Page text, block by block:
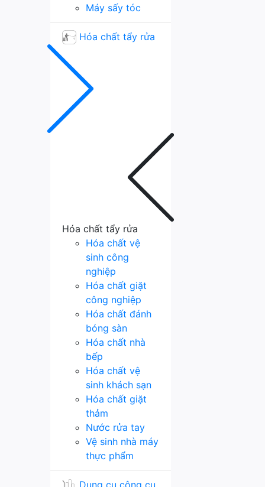
Máy sấy tóc
Hóa chất tẩy rửa
Hóa chất tẩy rửa
Hóa chất vệ
sinh công
nghiệp
Hóa chất giặt
công nghiệp
Hóa chất đánh
bóng sàn
Hóa chất nhà
bếp
Hóa chất vệ
sinh khách sạn
Hóa chất giặt
thảm
Nước rửa tay
Vệ sinh nhà máy
thực phẩm